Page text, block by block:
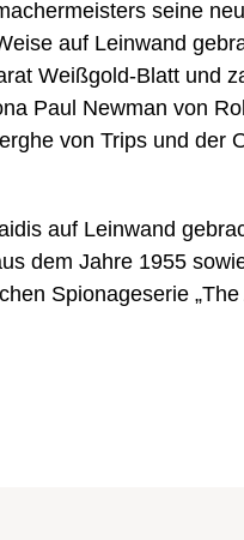
seine
auf Leinwand
Weißgold-Blatt und
Paul Newman von
von Trips und der
auf Leinwand
dem Jahre 1955
Spionageserie „The